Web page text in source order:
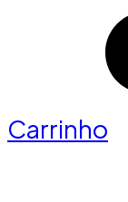
Carrinho